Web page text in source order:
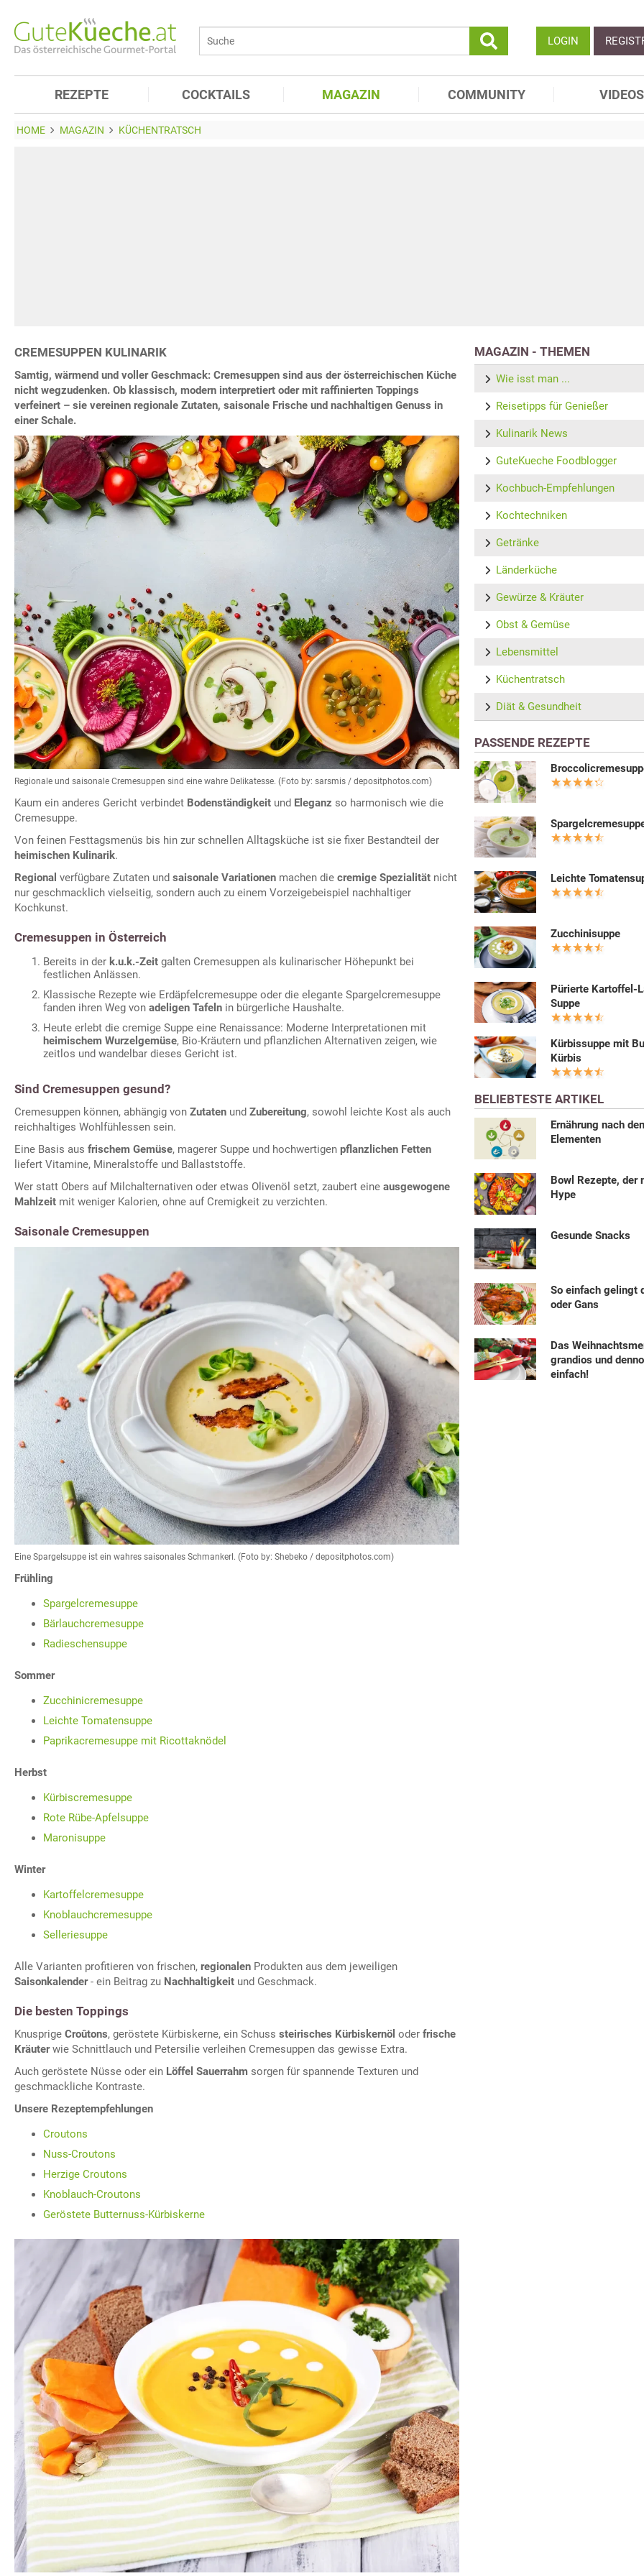
LOGIN
REZEPTE COCKTAILS MAGAZIN COMMUNITY VIDEOS
HOME MAGAZIN KÜCHENTRATSCH
CREMESUPPEN KULINARIK
Samtig, wärmend und voller Geschmack: Cremesuppen sind aus der österreichischen Küche
nicht wegzudenken. Ob klassisch, modern interpretiert oder mit raffinierten Toppings
verfeinert – sie vereinen regionale Zutaten, saisonale Frische und nachhaltigen Genuss in
einer Schale.
Regionale und saisonale Cremesuppen sind eine wahre Delikatesse. (Foto by: sarsmis / depositphotos.com)
Kaum ein anderes Gericht verbindet Bodenständigkeit und Eleganz so harmonisch wie die
Cremesuppe.
Von feinen Festtagsmenüs bis hin zur schnellen Alltagsküche ist sie fixer Bestandteil der
heimischen Kulinarik.
Regional verfügbare Zutaten und saisonale Variationen machen die cremige Spezialität nicht
nur geschmacklich vielseitig, sondern auch zu einem Vorzeigebeispiel nachhaltiger
Kochkunst.
Cremesuppen in Österreich
Bereits in der k.u.k.-Zeit galten Cremesuppen als kulinarischer Höhepunkt bei
festlichen Anlässen.
Klassische Rezepte wie Erdäpfelcremesuppe oder die elegante Spargelcremesuppe
fanden ihren Weg von adeligen Tafeln in bürgerliche Haushalte.
Heute erlebt die cremige Suppe eine Renaissance: Moderne Interpretationen mit
heimischem Wurzelgemüse, Bio-Kräutern und pflanzlichen Alternativen zeigen, wie
zeitlos und wandelbar dieses Gericht ist.
Sind Cremesuppen gesund?
Cremesuppen können, abhängig von Zutaten und Zubereitung, sowohl leichte Kost als auch
reichhaltiges Wohlfühlessen sein.
Eine Basis aus frischem Gemüse, magerer Suppe und hochwertigen pflanzlichen Fetten
liefert Vitamine, Mineralstoffe und Ballaststoffe.
Wer statt Obers auf Milchalternativen oder etwas Olivenöl setzt, zaubert eine ausgewogene
Mahlzeit mit weniger Kalorien, ohne auf Cremigkeit zu verzichten.
Saisonale Cremesuppen
Eine Spargelsuppe ist ein wahres saisonales Schmankerl. (Foto by: Shebeko / depositphotos.com)
Frühling
Spargelcremesuppe
Bärlauchcremesuppe
Radieschensuppe
Sommer
Zucchinicremesuppe
Leichte Tomatensuppe
Paprikacremesuppe mit Ricottaknödel
Herbst
Kürbiscremesuppe
Rote Rübe-Apfelsuppe
Maronisuppe
Winter
Kartoffelcremesuppe
Knoblauchcremesuppe
Selleriesuppe
Alle Varianten profitieren von frischen, regionalen Produkten aus dem jeweiligen
Saisonkalender- ein Beitrag zu Nachhaltigkeit und Geschmack.
Die besten Toppings
Knusprige Croûtons, geröstete Kürbiskerne, ein Schuss steirisches Kürbiskernöl oder frische
Kräuterwie Schnittlauch und Petersilie verleihen Cremesuppen das gewisse Extra.
Auch geröstete Nüsse oder ein Löffel Sauerrahm sorgen für spannende Texturen und
geschmackliche Kontraste.
Unsere Rezeptempfehlungen
Croutons
Nuss-Croutons
Herzige Croutons
Knoblauch-Croutons
Geröstete Butternuss-Kürbiskerne
MAGAZIN - THEMEN
Wie isst man ...
Reisetipps für Genießer
Kulinarik News
GuteKueche Foodblogger
Kochbuch-Empfehlungen
Kochtechniken
Getränke
Länderküche
Gewürze & Kräuter
Obst & Gemüse
Lebensmittel
Küchentratsch
Diät & Gesundheit
PASSENDE REZEPTE
Leichte
Zucchinisuppe
Pürierte Kartoffel-
Suppe
Kürbissuppe mit
Kürbis
BELIEBTESTE ARTIKEL
Ernährung nach
Elementen
Bowl Rezepte, der
Hype
Gesunde Snacks
So einfach gelingt
oder Gans
Das
grandios und
einfach!